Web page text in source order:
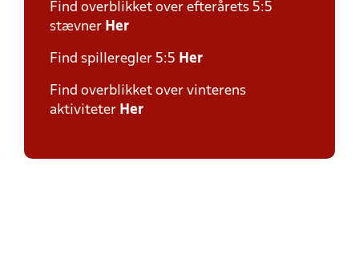
Find overblikket over efterårets 5:5
stævner Her
Find spilleregler 5:5 Her
Find overblikket over vinterens
aktiviteter Her